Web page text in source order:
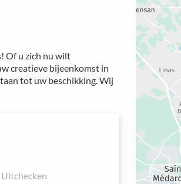
Of u zich nu wilt
creatieve bijeenkomst in
tot uw beschikking. Wij